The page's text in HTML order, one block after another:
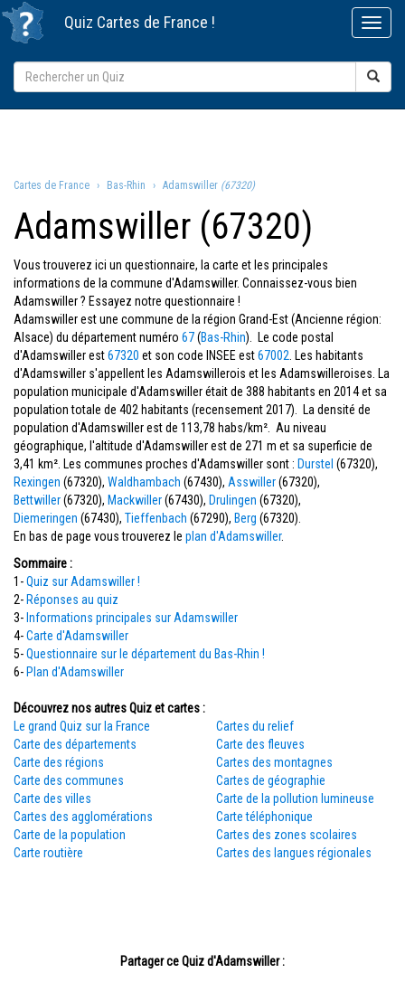
Quiz Cartes de France !
Cartes de France Bas-Rhin Adamswiller (67320)
Adamswiller (67320)
Vous trouverez ici un questionnaire, la carte et les principales
informations de la commune d'Adamswiller. Connaissez-vous bien
Adamswiller ? Essayez notre questionnaire !
Adamswiller est une commune de la région Grand-Est (Ancienne région:
Alsace) du département numéro 67(Bas-Rhin). Le code postal
d'Adamswiller est67320 et son code INSEE est67002 . Les habitants
d'Adamswiller s'appellent les Adamswillerois et les Adamswilleroises. La
population municipale d'Adamswiller était de 388 habitants en 2014 et sa
population totale de 402 habitants (recensement 2017). La densité de
population d'Adamswiller est de 113,78 habs/km². Au niveau
géographique, l'altitude d'Adamswiller est de 271 m et sa superficie de
3,41 km². Les communes proches d'Adamswiller sont : Durstel (67320),
Rexingen (67320), Waldhambach (67430), Asswiller(67320),
Bettwiller(67320), Mackwiller(67430), Drulingen (67320),
Diemeringen (67430), Tieffenbach (67290), Berg (67320).
En bas de page vous trouverez le plan d'Adamswiller.
Sommaire :
1-Quiz sur Adamswiller !
2- Réponses au quiz
3- Informations principales sur Adamswiller
4-Carte d'Adamswiller
5-Questionnaire sur le département du Bas-Rhin !
6- Plan d'Adamswiller
Découvrez nos autres Quiz et cartes :
Le grand Quiz sur la France
Carte des départements
Carte des régions
Carte des communes
Carte des villes
Cartes des agglomérations
Carte de la population
Carte routière
Cartes du relief
Carte des fleuves
Cartes des montagnes
Cartes de géographie
Carte de la pollution lumineuse
Carte téléphonique
Cartes des zones scolaires
Cartes des langues régionales
Partager ce Quiz d'Adamswiller :